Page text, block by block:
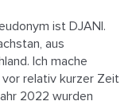
ist DJANI.
aus
Ich mache
relativ kurzer Zeit
2022 wurden